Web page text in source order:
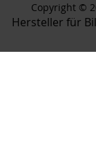
Copyright ©
Hersteller für